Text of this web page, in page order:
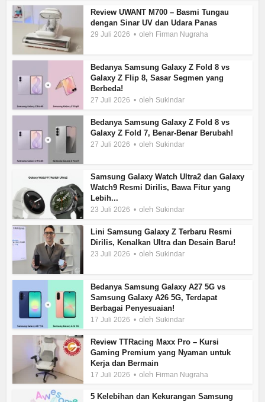
Review UWANT M700 – Basmi Tungau
dengan Sinar UV dan Udara Panas
29 Juli 2026 oleh Firman Nugraha
Bedanya Samsung Galaxy Z Fold 8 vs
Galaxy Z Flip 8, Sasar Segmen yang
Berbeda!
27 Juli 2026 oleh Sukindar
Bedanya Samsung Galaxy Z Fold 8 vs
Galaxy Z Fold 7, Benar-Benar Berubah!
27 Juli 2026 oleh Sukindar
Samsung Galaxy Watch Ultra2 dan Galaxy
Watch9 Resmi Dirilis, Bawa Fitur yang
Lebih...
23 Juli 2026 oleh Sukindar
Lini Samsung Galaxy Z Terbaru Resmi
Dirilis, Kenalkan Ultra dan Desain Baru!
23 Juli 2026 oleh Sukindar
Bedanya Samsung Galaxy A27 5G vs
Samsung Galaxy A26 5G, Terdapat
Berbagai Penyesuaian!
17 Juli 2026 oleh Sukindar
Review TTRacing Maxx Pro – Kursi
Gaming Premium yang Nyaman untuk
Kerja dan Bermain
17 Juli 2026 oleh Firman Nugraha
5 Kelebihan dan Kekurangan Samsung